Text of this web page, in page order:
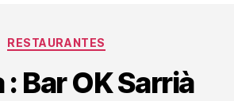
Categorías
RESTAURANTES
Bar OK Sarrià